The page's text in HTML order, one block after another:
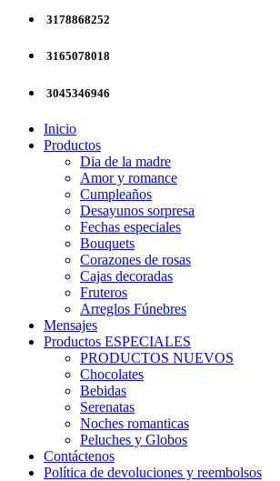
3178868252
3165078018
3045346946
Inicio
Productos
Dia de la madre
Amor y romance
Cumpleaños
Desayunos sorpresa
Fechas especiales
Bouquets
Corazones de rosas
Cajas decoradas
Fruteros
Arreglos Fúnebres
Mensajes
Productos ESPECIALES
PRODUCTOS NUEVOS
Chocolates
Bebidas
Serenatas
Noches romanticas
Peluches y Globos
Contáctenos
Política de devoluciones y reembolsos